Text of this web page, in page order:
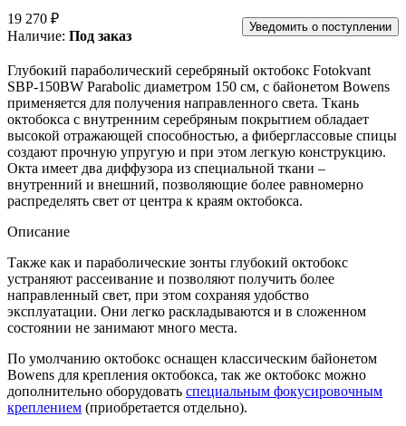
19 270 ₽
Наличие: Под заказ
Уведомить о поступлении
Глубокий параболический серебряный октобокс Fotokvant
SBP-150BW Parabolic диаметром 150 см, с байонетом Bowens
применяется для получения направленного света. Ткань
октобокса с внутренним серебряным покрытием обладает
высокой отражающей способностью, а фиберглассовые спицы
создают прочную упругую и при этом легкую конструкцию.
Окта имеет два диффузора из специальной ткани –
внутренний и внешний, позволяющие более равномерно
распределять свет от центра к краям октобокса.
Описание
Также как и параболические зонты глубокий октобокс
устраняют рассеивание и позволяют получить более
направленный свет, при этом сохраняя удобство
эксплуатации. Они легко раскладываются и в сложенном
состоянии не занимают много места.
По умолчанию октобокс оснащен классическим байонетом
Bowens для крепления октобокса, так же октобокс можно
дополнительно оборудовать специальным фокусировочным
креплением (приобретается отдельно).